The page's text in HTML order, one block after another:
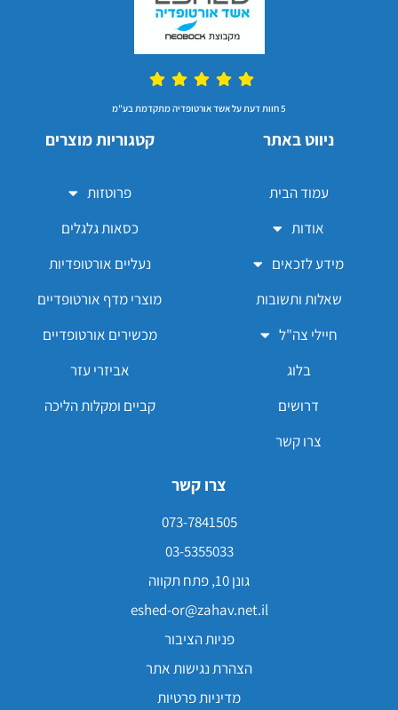
5 חוות דעת על אשד אורטופדיה מתקדמת בע"מ
ניווט באתר
עמוד הבית
אודות
מידע לזכאים
שאלות ותשובות
חיילי צה"ל
בלוג
דרושים
צרו קשר
קטגוריות מוצרים
פרוטזות
כסאות גלגלים
נעליים אורטופדיות
מוצרי מדף אורטופדיים
מכשירים אורטופדיים
אביזרי עזר
קביים ומקלות הליכה
צרו קשר
073-7841505
03-5355033
גונן 10, פתח תקווה
eshed-or@zahav.net.il
פניות הציבור
הצהרת נגישות אתר
מדיניות פרטיות